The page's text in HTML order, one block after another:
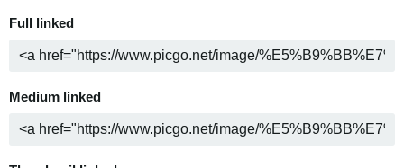
Full linked
Medium linked